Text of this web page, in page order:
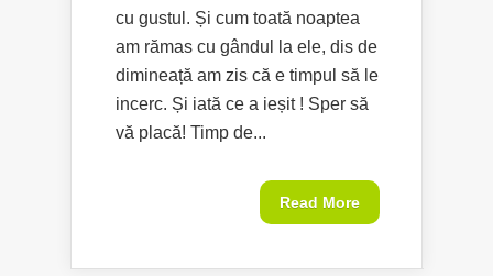
cu gustul. Și cum toată noaptea
am rămas cu gândul la ele, dis de
dimineață am zis că e timpul să le
incerc. Și iată ce a ieșit ! Sper să
vă placă! Timp de...
Read More